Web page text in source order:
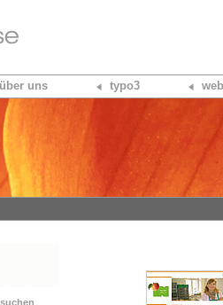
über uns typo3
suchen